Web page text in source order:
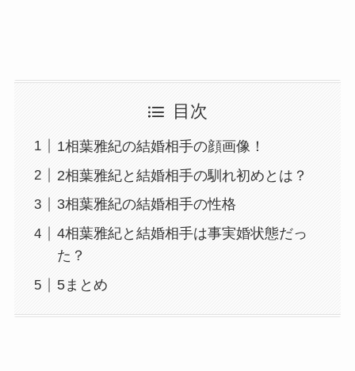
目次
1相葉雅紀の結婚相手の顔画像！
2相葉雅紀と結婚相手の馴れ初めとは？
3相葉雅紀の結婚相手の性格
4相葉雅紀と結婚相手は事実婚状態だっ
た？
5まとめ